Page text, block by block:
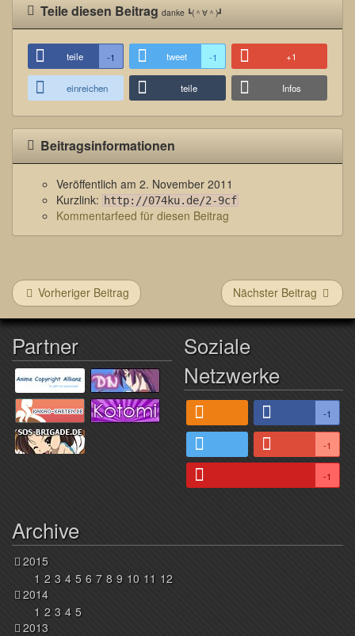
Teile diesen Beitragdanke ┗(＾∀＾)┛
teile -1 tweet -1 +1
einreichen teile Infos
Beitragsinformationen
Veröffentlich am 2. November 2011
Kurzlink: http://074ku.de/2-9cf
Kommentarfeed für diesen Beitrag
Vorheriger Beitrag Nächster Beitrag
Partner
Soziale
Netzwerke
-1
-1
-1
Archive
2015
1 2 3 4 5 6 7 8 9 10 11 12
2014
1 2 3 4 5
2013